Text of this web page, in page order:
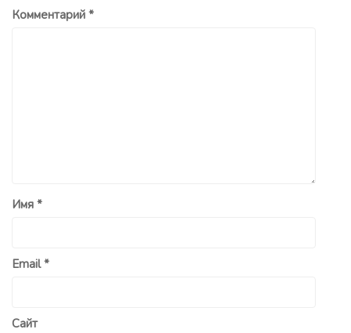
Комментарий *
Имя *
Email*
Сайт